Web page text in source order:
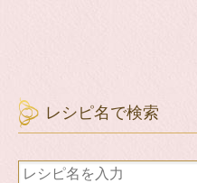
レシピ名で検索